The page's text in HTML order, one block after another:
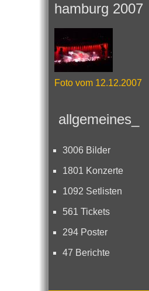
hamburg 2007
Foto vom 12.12.2007
allgemeines_
3006 Bilder
1801 Konzerte
1092 Setlisten
561 Tickets
294 Poster
47 Berichte